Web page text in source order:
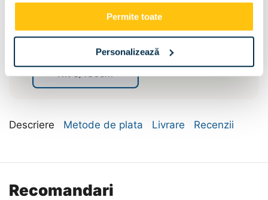
Permite toate
Personalizează
Oglinda Dulap:
Kit 3/180cm
Descriere Metode de plata Livrare Recenzii
Recomandari